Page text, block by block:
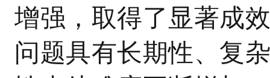
增强，取得了显著成
问题具有长期性、复